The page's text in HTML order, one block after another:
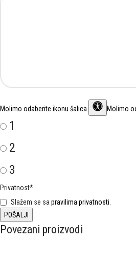
Molimo odaberite ikonu šalica Molimo
1
2
3
Privatnost*
Slažem se sapravilima privatnosti.
Povezani proizvodi